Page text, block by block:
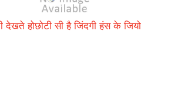
देखते होछोटी सी है जिंदगी हंस के जियो